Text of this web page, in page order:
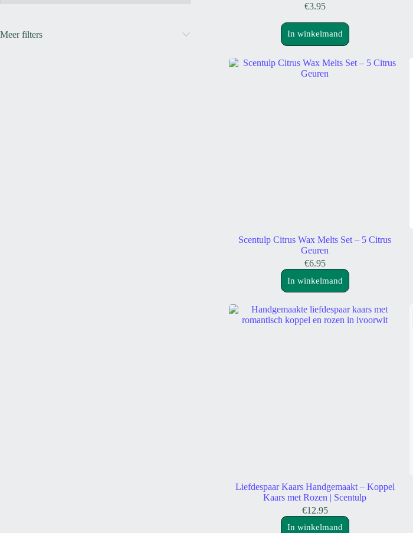
€3.95
In winkelmand
Scentulp Citrus Wax Melts Set – 5 Citrus
Geuren
€6.95
In winkelmand
Liefdespaar Kaars Handgemaakt – Koppel
Kaars met Rozen | Scentulp
€12.95
In winkelmand
Meer filters